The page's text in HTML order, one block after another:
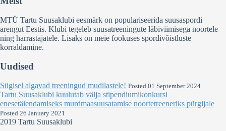
MTÜ Tartu Suusaklubi eesmärk on populariseerida suusaspordi
arengut Eestis. Klubi tegeleb suusatreeningute läbiviimisega noortele
ning harrastajatele. Lisaks on meie fookuses spordivõistluste
korraldamine.
Uudised
Sügisel algavad treeningud mudilastele! Posted 01 September 2024
Tartu Suusaklubi kuulutab välja stipendiumikonkursi
enesetäiendamiseks murdmaasuusatamise noortetreeneriks pürgijale
Posted 26 January 2021
2019 Tartu Suusaklubi